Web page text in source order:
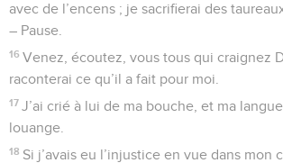
avec de l’encens ; je sacrifierai des
– Pause.
16 Venez, écoutez, vous tous qui craignez
raconterai ce qu’il a fait pour moi.
17 J’ai crié à lui de ma bouche, et ma
louange.
18 Si j’avais eu l’injustice en vue dans